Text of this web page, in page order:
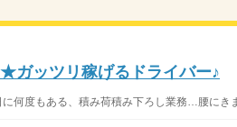
ガッツリ稼げるドライバー♪
何度もある、積み荷積み下ろし業務…腰にき